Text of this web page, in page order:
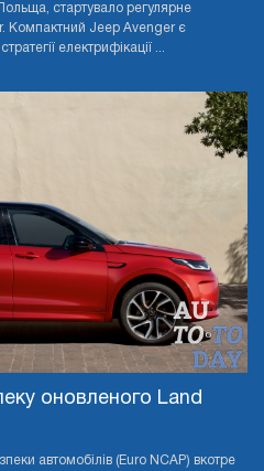
стартувало регулярне
Компактний Jeep Avenger є
електрифікації ...
оновленого Land
автомобілів (Euro NCAP) вкотре